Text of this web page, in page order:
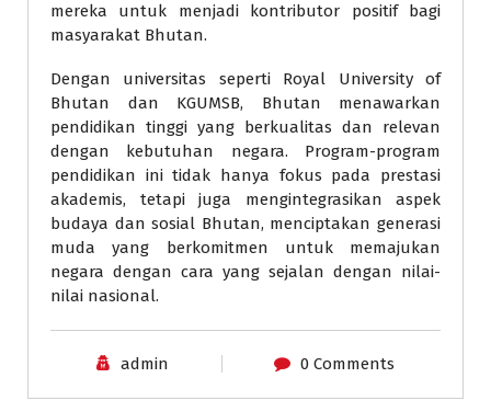
mereka untuk menjadi kontributor positif bagi
masyarakat Bhutan.
Dengan universitas seperti Royal University of
Bhutan dan KGUMSB, Bhutan menawarkan
pendidikan tinggi yang berkualitas dan relevan
dengan kebutuhan negara. Program-program
pendidikan ini tidak hanya fokus pada prestasi
akademis, tetapi juga mengintegrasikan aspek
budaya dan sosial Bhutan, menciptakan generasi
muda yang berkomitmen untuk memajukan
negara dengan cara yang sejalan dengan nilai-
nilai nasional.
admin 0 Comments